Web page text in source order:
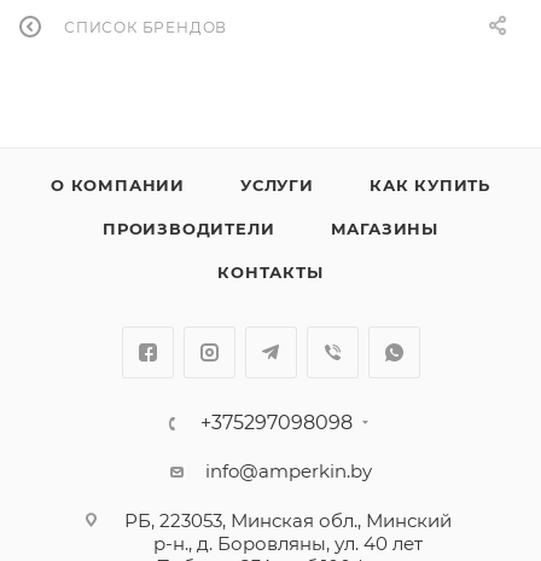
СПИСОК БРЕНДОВ
О КОМПАНИИ УСЛУГИ КАК КУПИТЬ
ПРОИЗВОДИТЕЛИ МАГАЗИНЫ
КОНТАКТЫ
+375297098098
info@amperkin.by
РБ, 223053, Минская обл., Минский
р-н., д. Боровляны, ул. 40 лет